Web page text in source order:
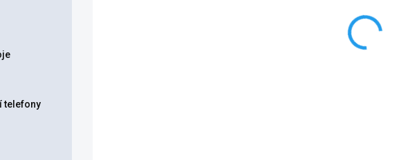
telefony